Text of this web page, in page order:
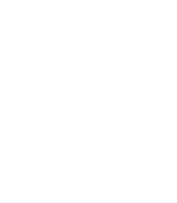
gaskan
ja barggoiellemin